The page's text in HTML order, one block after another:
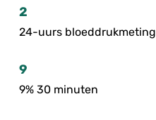
2
24-uurs bloeddrukmeting
9
9% 30 minuten